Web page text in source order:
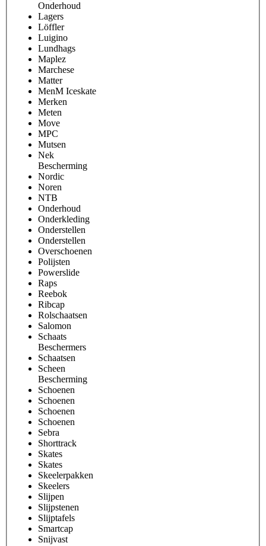
Onderhoud
Lagers
Löffler
Luigino
Lundhags
Maplez
Marchese
Matter
MenM Iceskate
Merken
Meten
Move
MPC
Mutsen
Nek
Bescherming
Nordic
Noren
NTB
Onderhoud
Onderkleding
Onderstellen
Onderstellen
Overschoenen
Polijsten
Powerslide
Raps
Reebok
Ribcap
Rolschaatsen
Salomon
Schaats
Beschermers
Schaatsen
Scheen
Bescherming
Schoenen
Schoenen
Schoenen
Schoenen
Sebra
Shorttrack
Skates
Skates
Skeelerpakken
Skeelers
Slijpen
Slijpstenen
Slijptafels
Smartcap
Snijvast